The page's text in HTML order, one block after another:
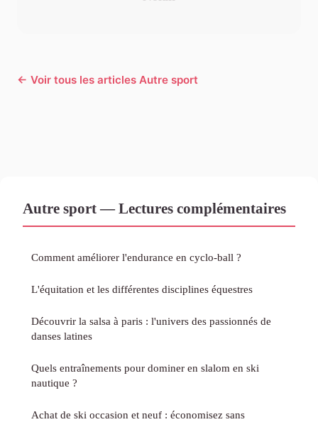
← Voir tous les articles Autre sport
Autre sport — Lectures complémentaires
Comment améliorer l'endurance en cyclo-ball ?
L'équitation et les différentes disciplines équestres
Découvrir la salsa à paris : l'univers des passionnés de
danses latines
Quels entraînements pour dominer en slalom en ski
nautique ?
Achat de ski occasion et neuf : économisez sans